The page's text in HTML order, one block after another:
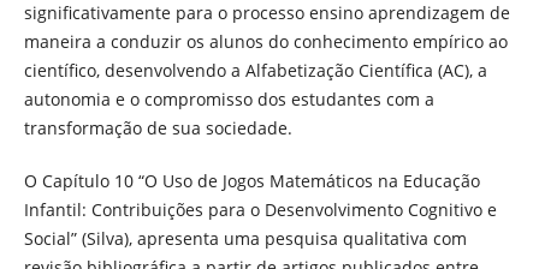
significativamente para o processo ensino aprendizagem de
maneira a conduzir os alunos do conhecimento empírico ao
científico, desenvolvendo a Alfabetização Científica (AC), a
autonomia e o compromisso dos estudantes com a
transformação de sua sociedade.
O Capítulo 10 “O Uso de Jogos Matemáticos na Educação
Infantil: Contribuições para o Desenvolvimento Cognitivo e
Social” (Silva), apresenta uma pesquisa qualitativa com